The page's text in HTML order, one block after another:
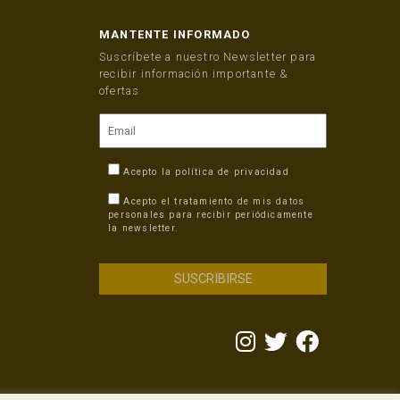
MANTENTE INFORMADO
Suscríbete a nuestro Newsletter para
recibir información importante &
ofertas
Acepto la política de privacidad
Acepto el tratamiento de mis datos
personales para recibir periódicamente
la newsletter.